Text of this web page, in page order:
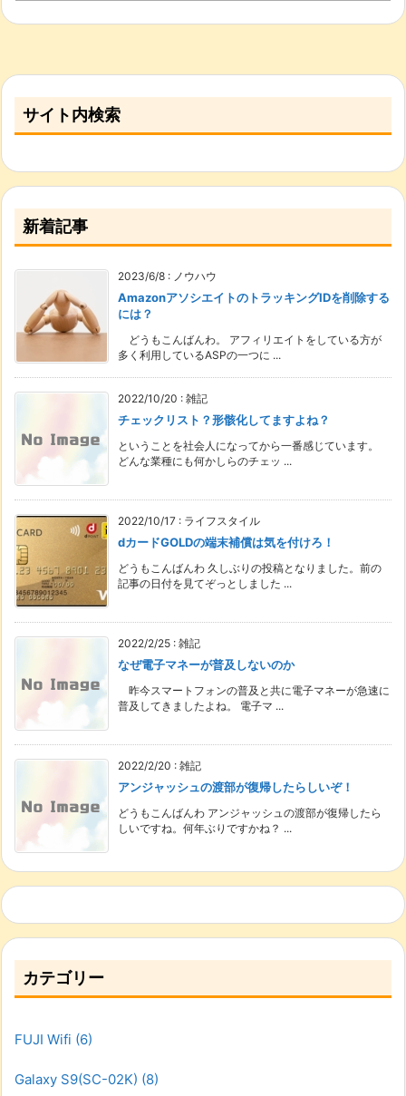
サイト内検索
新着記事
2023/6/8 : ノウハウ
AmazonアソシエイトのトラッキングIDを削除する
には？
どうもこんばんわ。 アフィリエイトをしている方が
多く利用しているASPの一つに ...
2022/10/20 : 雑記
チェックリスト？形骸化してますよね？
ということを社会人になってから一番感じています。
どんな業種にも何かしらのチェッ ...
2022/10/17 : ライフスタイル
dカードGOLDの端末補償は気を付けろ！
どうもこんばんわ 久しぶりの投稿となりました。前の
記事の日付を見てぞっとしました ...
2022/2/25 : 雑記
なぜ電子マネーが普及しないのか
昨今スマートフォンの普及と共に電子マネーが急速に
普及してきましたよね。 電子マ ...
2022/2/20 : 雑記
アンジャッシュの渡部が復帰したらしいぞ！
どうもこんばんわ アンジャッシュの渡部が復帰したら
しいですね。何年ぶりですかね？ ...
カテゴリー
FUJI Wifi (6)
Galaxy S9(SC-02K) (8)